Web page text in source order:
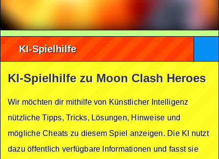
KI-Spielhilfe
KI-Spielhilfe zu Moon Clash Heroes
Wir möchten dir mithilfe von Künstlicher Intelligenz
nützliche Tipps, Tricks, Lösungen, Hinweise und
mögliche Cheats zu diesem Spiel anzeigen. Die KI nutzt
dazu öffentlich verfügbare Informationen und fasst sie